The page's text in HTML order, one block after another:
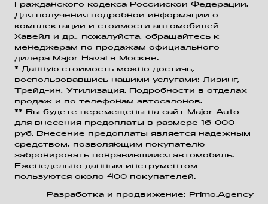
Гражданского кодекса Российской Федерации.
Для получения подробной информации о
комплектации и стоимости автомобилей
Хавейл и др., пожалуйста, обращайтесь к
менеджерам по продажам официального
дилера Major Haval в Москве.
* Данную стоимость можно достичь,
воспользовавшись нашими услугами: Лизинг,
Трейд-ин, Утилизация. Подробности в отделах
продаж и по телефонам автосалонов.
** Вы будете перемещены на сайт Major Auto
для внесения предоплаты в размере 16 000
руб. Внесение предоплаты является надежным
средством, позволяющим покупателю
забронировать понравившийся автомобиль.
Еженедельно данным инструментом
пользуются около 400 покупателей.
Разработка и продвижение: Primo.Agency